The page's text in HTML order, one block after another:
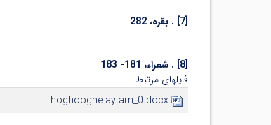
[7] . بقره، 282
[8] . شعراء، 181- 183
فایلهای مرتبط
hoghooghe aytam_0.docx